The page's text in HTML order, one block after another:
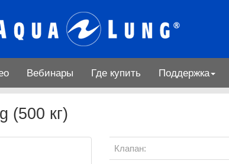
Вебинары Где купить Поддержка
(500 кг)
Клапан: